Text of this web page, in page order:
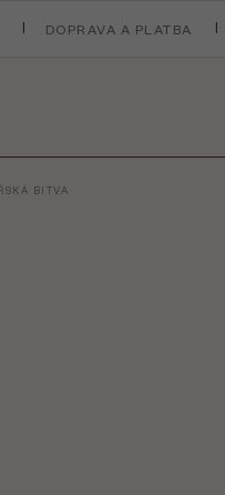
DOPRAVA A PLATBA
BITVA